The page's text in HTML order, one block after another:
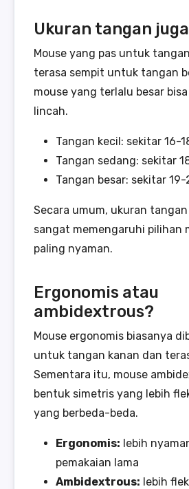
Ukuran tangan
Mouse yang pas untuk
terasa sempit untuk tangan
mouse yang terlalu besar
lincah.
Tangan kecil: sekitar 16-
Tangan sedang: sekitar
Tangan besar: sekitar 19-
Secara umum, ukuran
sangat memengaruhi pilihan
paling nyaman.
Ergonomis atau
ambidextrous?
Mouse ergonomis biasanya
untuk tangan kanan dan
Sementara itu, mouse
bentuk simetris yang lebih
yang berbeda-beda.
Ergonomis: lebih
pemakaian lama
Ambidextrous: lebih